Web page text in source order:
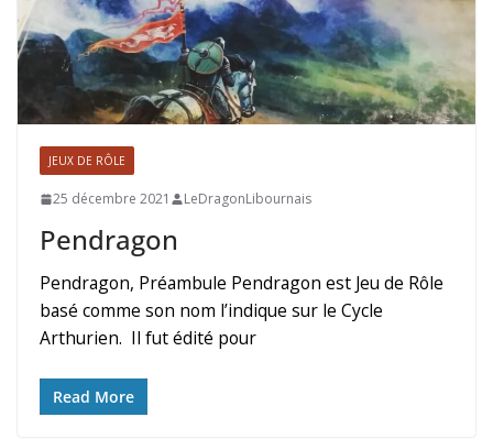
JEUX DE RÔLE
25 décembre 2021 LeDragonLibournais
Pendragon
Pendragon, Préambule Pendragon est Jeu de Rôle
basé comme son nom l’indique sur le Cycle
Arthurien. Il fut édité pour
Read More